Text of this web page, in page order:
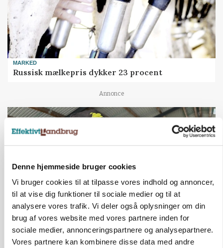
Denne hjemmeside bruger cookies
Vi bruger cookies til at tilpasse vores indhold og annoncer,
til at vise dig funktioner til sociale medier og til at
analysere vores trafik. Vi deler også oplysninger om din
brug af vores website med vores partnere inden for
sociale medier, annonceringspartnere og analysepartnere.
Vores partnere kan kombinere disse data med andre
MARKED
Russisk mælkepris dykker 23 procent
Annonce
POLITIK
»Nu stopper I«: Landbrugsdebattør og